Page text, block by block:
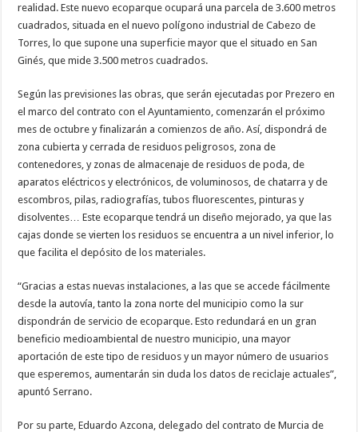
realidad.Este nuevo ecoparque ocupará una parcela de 3.600 metros
cuadrados, situada en el nuevo polígono industrial de Cabezo de
Torres, lo que supone una superficie mayor que el situado en San
Ginés, que mide 3.500 metros cuadrados.
Según las previsiones las obras, que serán ejecutadas por Prezero en
el marco del contrato con el Ayuntamiento, comenzarán el próximo
mes de octubre y finalizarán a comienzos de año.Así, dispondrá de
zona cubierta y cerrada de residuos peligrosos, zona de
contenedores, y zonas de almacenaje de residuos de poda, de
aparatos eléctricos y electrónicos, de voluminosos, de chatarra y de
escombros, pilas, radiografías, tubos fluorescentes, pinturas y
disolventes… Este ecoparque tendrá un diseño mejorado, ya que las
cajas donde se vierten los residuos se encuentra a un nivel inferior, lo
que facilita el depósito de los materiales.
“Gracias a estas nuevas instalaciones, a las que se accede fácilmente
desde la autovía, tanto la zona norte del municipio como la sur
dispondrán de servicio de ecoparque. Esto redundará en un gran
beneficio medioambiental de nuestro municipio, una mayor
aportación de este tipo de residuos y un mayor número de usuarios
que esperemos, aumentarán sin duda los datos de reciclaje actuales”,
apuntó Serrano.
Por su parte, Eduardo Azcona, delegado del contrato de Murcia de